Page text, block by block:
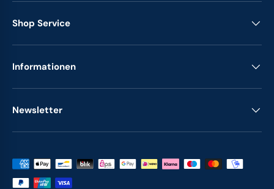
Shop Service
Informationen
Newsletter
Zahlungsmethoden